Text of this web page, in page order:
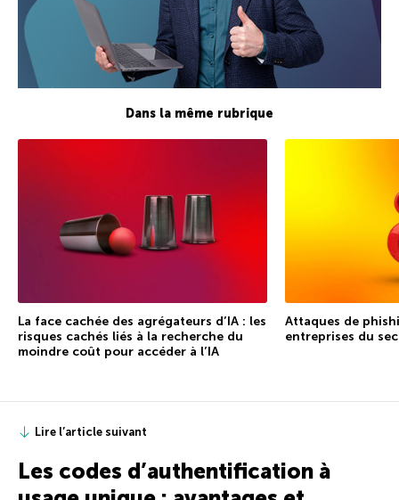
Dans la même rubrique
La face cachée des agrégateurs d’IA : les
risques cachés liés à la recherche du
moindre coût pour accéder à l’IA
Attaques de
entreprises du
Lire l’article suivant
Les codes d’authentification à